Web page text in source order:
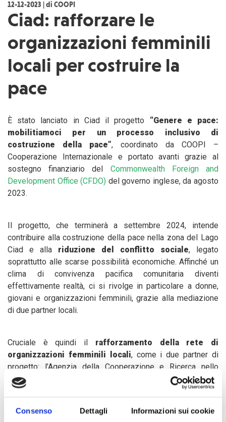
Consenso Dettagli Informazioni sui cookie
12-12-2023 | di COOPI
Ciad: rafforzare le
organizzazioni femminili
locali per costruire la
pace
È stato lanciato in Ciad il progetto “Genere e pace:
mobilitiamoci per un processo inclusivo di
costruzione della pace”, coordinato da COOPI –
Cooperazione Internazionale e portato avanti grazie al
sostegno finanziario del Commonwealth Foreign and
Development Office (CFDO) del governo inglese, da agosto
2023.
Il progetto, che terminerà a settembre 2024, intende
contribuire alla costruzione della pace nella zona del Lago
Ciad e alla riduzione del conflitto sociale, legato
soprattutto alle scarse possibilità economiche. Affinché un
clima di convivenza pacifica comunitaria diventi
effettivamente realtà, ci si rivolge in particolare a donne,
giovani e organizzazioni femminili, grazie alla mediazione
di due partner locali.
Cruciale è quindi il rafforzamento della rete di
organizzazioni femminili locali, come i due partner di
progetto: l’Agenzia della Cooperazione e Ricerca nello
Sviluppo (ACORD), una organizzazione non governativa
pan-africana, e l’Unità di Collegamento per le Associazioni
organizzazioni non governative dedicate alla promozione